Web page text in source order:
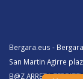
Bergara.eus -
San Martin Agirre
B@Z ARRETA